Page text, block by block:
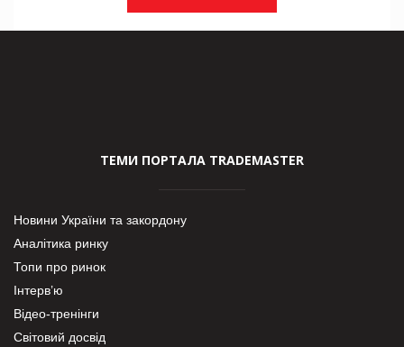
ТЕМИ ПОРТАЛА TRADEMASTER
Новини України та закордону
Аналітика ринку
Топи про ринок
Інтерв’ю
Відео-тренінги
Світовий досвід